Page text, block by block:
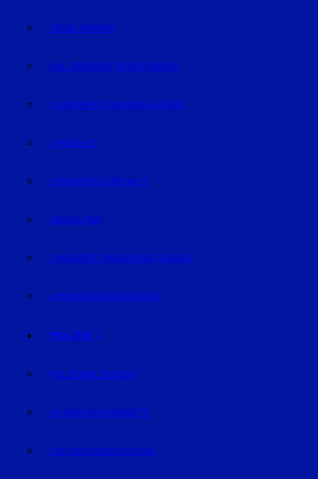
GEISELHÖRING
MALLERSDORF-PFAFFENBERG
LANDKREIS STRAUBING-BOGEN
LANDSHUT
LANDKREIS LANDSHUT
DINGOLFING
LANDKREIS DINGOLFING-LANDAU
LANDKREIS DEGGENDORF
POLIZEI
POLIZEIMELDUNGEN
FAHNDUNG/VERMISSTE
AUS DEM GERICHTSSAAL